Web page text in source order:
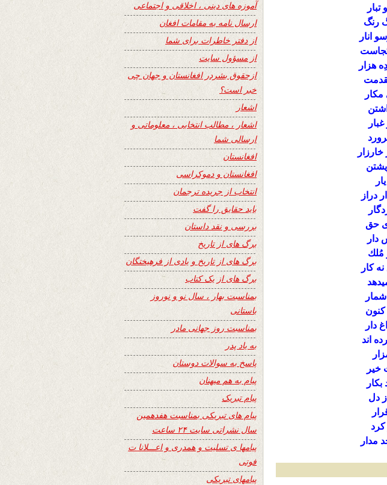
رنگ
انار
كجاست
هزار
دراز
حق
دار
مُلك
كار
دار
اند
خیر
دل
كرد
مدار
آموزه های دینی ، اخلاقی و اجتماعی
ارسال نامه به مقامات افغان
از دفتر خاطرات برای شما
از مسؤول سایت
ازحقوق بشردر افغانستان و جهان چی
خبر است؟
اشعار
اشعار ، مطالب انتخابی ، معلوماتی و
ارسالی شما
افغانستان
افغانستان و دموکراسی
انتخاب از جریده ترجمان
باید حقایق را گفت
بررسی و نقد داستان
برگ های از تاریخ
برگ های از تاریخ و یادی از فرهیختگان
برگ های از یک کتاب
بمناسبت بهار ، سال نو و نوروز
باستانی
بمناسبت روز جهانی مادر
به یاد پدر
پاسخ به سوالات دوستان
پیام به هم میهنان
پیام تبریک
پیام های تبریکی بمناسبت هفدهمین
سال نشراتی سایت ۲۴ ساعت
پیامها ی تسلیت و همدری و اعـــلانا ت
فوتی
پیامهای تبریکی